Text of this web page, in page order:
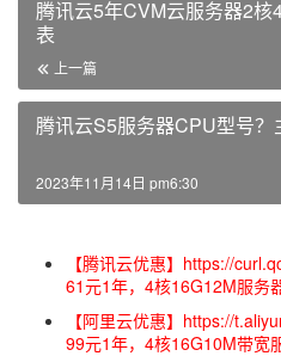
腾讯云5年CVM云服务器2
表
上一篇
腾讯云S5服务器CPU型号？
2023年11月14日 pm6:30
【腾讯云优惠】https://
61元1年，4核16G12M服务
【阿里云优惠】https://
99元1年，4核16G10M带宽